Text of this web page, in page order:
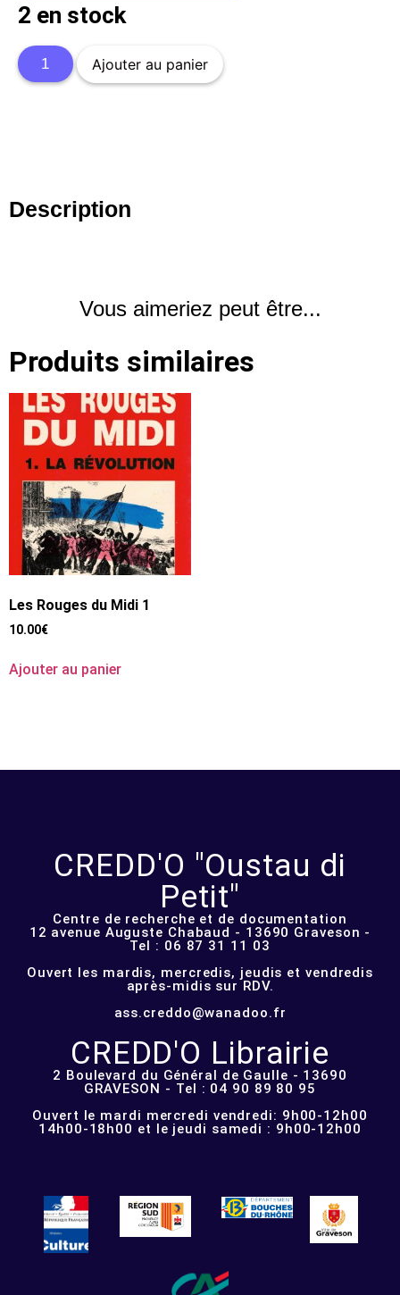
2 en stock
Ajouter au panier
Description
Vous aimeriez peut être...
Produits similaires
Les Rouges du Midi 1
10.00€
Ajouter au panier
CREDD'O "Oustau di
Petit"
Centre de recherche et de documentation
12 avenue Auguste Chabaud - 13690 Graveson -
Tel : 06 87 31 11 03
Ouvert les mardis, mercredis, jeudis et vendredis
après-midis sur RDV.
ass.creddo@wanadoo.fr
CREDD'O Librairie
2 Boulevard du Général de Gaulle - 13690
GRAVESON - Tel : 04 90 89 80 95
Ouvert le mardi mercredi vendredi: 9h00-12h00
14h00-18h00 et le jeudi samedi : 9h00-12h00